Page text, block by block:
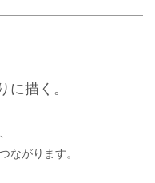
描く。
ながります。